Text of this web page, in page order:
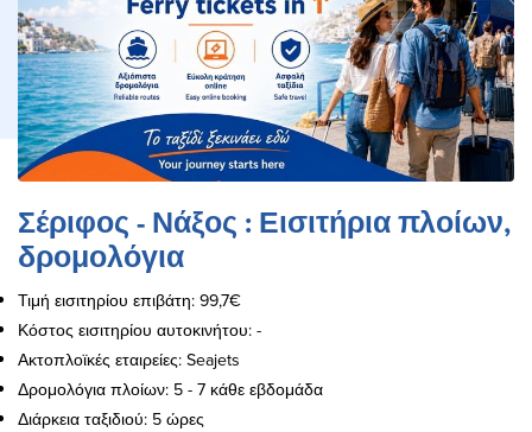
Σέριφος - Νάξος : Εισιτήρια πλοίων,
δρομολόγια
Τιμή εισιτηρίου επιβάτη: 99,7€
Κόστος εισιτηρίου αυτοκινήτου: -
Ακτοπλοϊκές εταιρείες: Seajets
Δρομολόγια πλοίων: 5 - 7 κάθε εβδομάδα
Διάρκεια ταξιδιού: 5 ώρες